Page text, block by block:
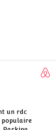
Très Bel